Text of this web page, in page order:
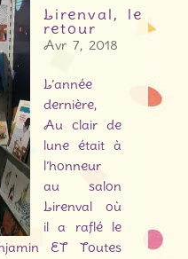
Lirenval, le
retour
Avr 7, 2018
L’année
dernière,
Au clair de
lune était à
l’honneur
au salon
Lirenval où
il a raflé le
ET Toutes